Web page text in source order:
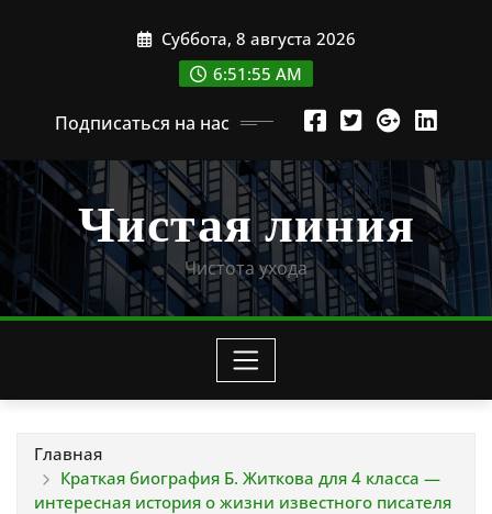
Суббота, 8 августа 2026
6:51:56 AM
Подписаться на нас
Чистая линия
Чистота ухода
Главная
Краткая биография Б. Житкова для 4 класса —
интересная история о жизни известного писателя